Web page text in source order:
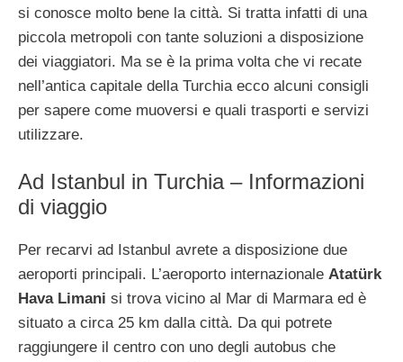
si conosce molto bene la città. Si tratta infatti di una
piccola metropoli con tante soluzioni a disposizione
dei viaggiatori. Ma se è la prima volta che vi recate
nell’antica capitale della Turchia ecco alcuni consigli
per sapere come muoversi e quali trasporti e servizi
utilizzare.
Ad Istanbul in Turchia – Informazioni
di viaggio
Per recarvi ad Istanbul avrete a disposizione due
aeroporti principali. L’aeroporto internazionale Atatürk
Hava Limani si trova vicino al Mar di Marmara ed è
situato a circa 25 km dalla città. Da qui potrete
raggiungere il centro con uno degli autobus che